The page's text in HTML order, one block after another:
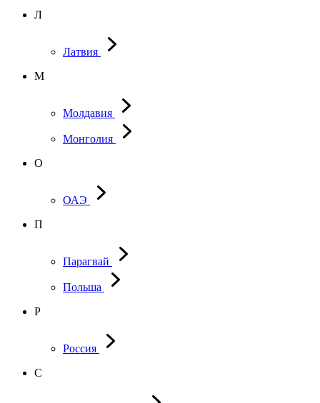
Л
Латвия
М
Молдавия
Монголия
О
ОАЭ
П
Парагвай
Польша
Р
Россия
С